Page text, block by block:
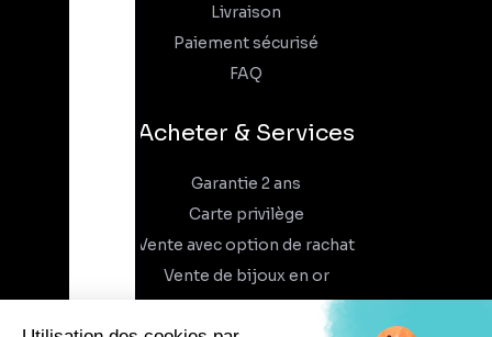
Livraison
Paiement sécurisé
FAQ
Acheter & Services
Garantie 2 ans
Carte privilège
Vente avec option de rachat
Vente de bijoux en or